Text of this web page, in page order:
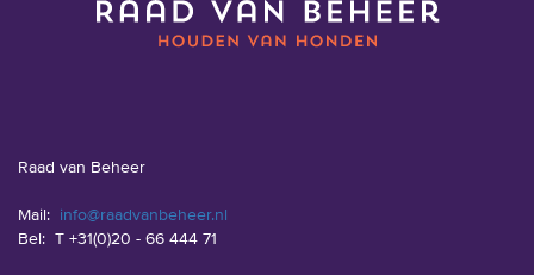
Raad van Beheer
Mail: info@raadvanbeheer.nl
Bel: T +31(0)20 - 66 444 71